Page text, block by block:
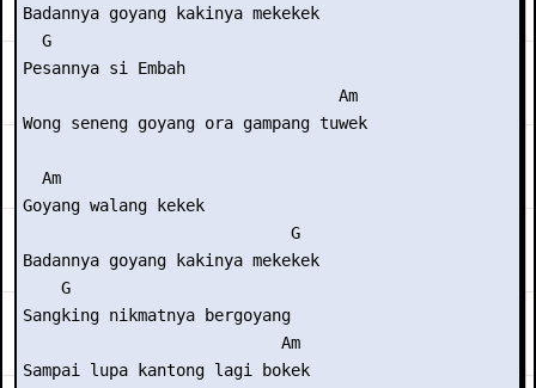
Badannya goyang kakinya mekekek
  G
Pesannya si Embah
                                 Am
Wong seneng goyang ora gampang tuwek
  Am
Goyang walang kekek
                            G
Badannya goyang kakinya mekekek
    G
Sangking nikmatnya bergoyang
                           Am
Sampai lupa kantong lagi bokek